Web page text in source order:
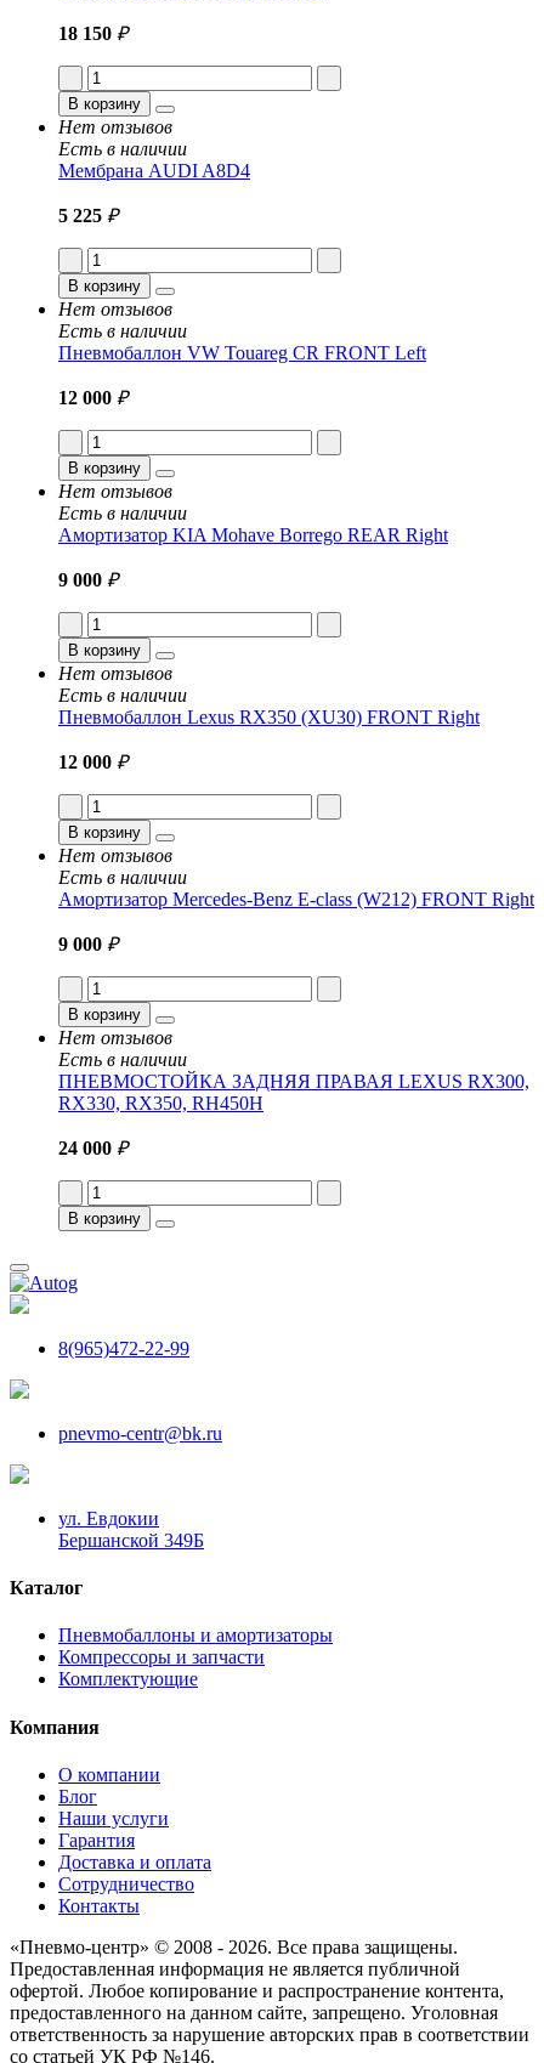
18 150 ₽
В корзину
Нет отзывов
Есть в наличии
Мембрана AUDI A8D4
5 225 ₽
В корзину
Нет отзывов
Есть в наличии
Пневмобаллон VW Touareg CR FRONT Left
12 000 ₽
В корзину
Нет отзывов
Есть в наличии
Амортизатор KIA Mohave Borrego REAR Right
9 000 ₽
В корзину
Нет отзывов
Есть в наличии
Пневмобаллон Lexus RX350 (XU30) FRONT Right
12 000 ₽
В корзину
Нет отзывов
Есть в наличии
Амортизатор Mercedes-Benz E-class (W212) FRONT Right
9 000 ₽
В корзину
Нет отзывов
Есть в наличии
ПНЕВМОСТОЙКА ЗАДНЯЯ ПРАВАЯ LEXUS RX300,
RX330, RX350, RH450H
24 000 ₽
В корзину
8(965)472-22-99
pnevmo-centr@bk.ru
ул. Евдокии
Бершанской 349Б
Каталог
Пневмобаллоны и амортизаторы
Компрессоры и запчасти
Комплектующие
Компания
О компании
Блог
Наши услуги
Гарантия
Доставка и оплата
Сотрудничество
Контакты
«Пневмо-центр» © 2008 - 2026. Все права защищены.
Предоставленная информация не является публичной
офертой. Любое копирование и распространение контента,
предоставленного на данном сайте, запрещено. Уголовная
ответственность за нарушение авторских прав в соответствии
со статьей УК РФ №146.